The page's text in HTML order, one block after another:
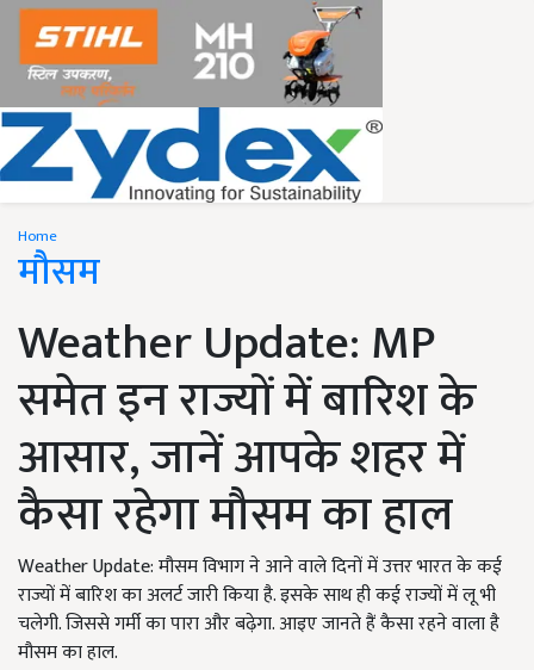
Home
मौसम
Weather Update: MP
समेत इन राज्यों में बारिश के
आसार, जानें आपके शहर में
कैसा रहेगा मौसम का हाल
Weather Update: मौसम विभाग ने आने वाले दिनों में उत्तर भारत के कई
राज्यों में बारिश का अलर्ट जारी किया है. इसके साथ ही कई राज्यों में लू भी
चलेगी. जिससे गर्मी का पारा और बढ़ेगा. आइए जानते हैं कैसा रहने वाला है
मौसम का हाल.